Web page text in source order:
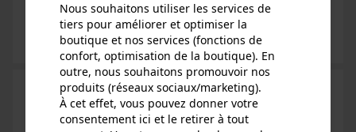
Nous souhaitons utiliser les services de
tiers pour améliorer et optimiser la
boutique et nos services (fonctions de
confort, optimisation de la boutique). En
outre, nous souhaitons promouvoir nos
produits (réseaux sociaux/marketing).
À cet effet, vous pouvez donner votre
consentement ici et le retirer à tout